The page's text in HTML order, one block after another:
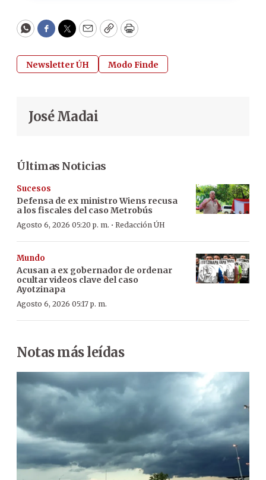
WhatsApp
Facebook
Twitter
EmailCopyPrint
Newsletter ÚH Modo Finde
José Madai
Últimas Noticias
Sucesos
Defensa de ex ministro Wiens recusa
a los fiscales del caso Metrobús
Agosto 6, 2026 05:20 p. m. · Redacción ÚH
Mundo
Acusan a ex gobernador de ordenar
ocultar videos clave del caso
Ayotzinapa
Agosto 6, 2026 05:17 p. m.
Notas más leídas